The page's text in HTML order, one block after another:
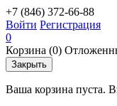
+7 (846) 372-66-88
Войти Регистрация
0
Корзина (0)
Закрыть
Ваша корзина пуста.